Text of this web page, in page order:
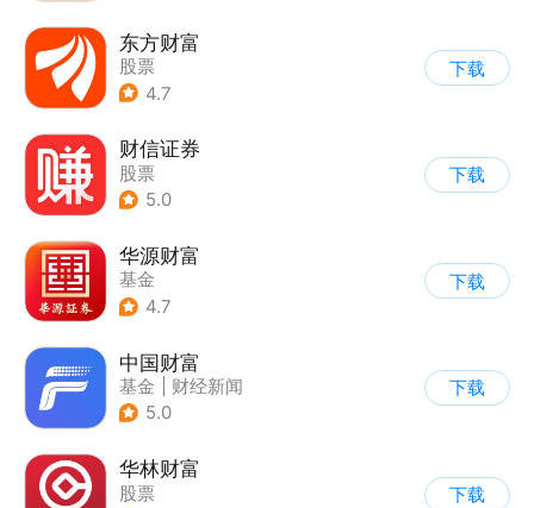
东方财富
股票
4.7
下载
财信证券
股票
5.0
下载
华源财富
基金
4.7
下载
中国财富
基金
财经新闻
5.0
下载
华林财富
股票
下载